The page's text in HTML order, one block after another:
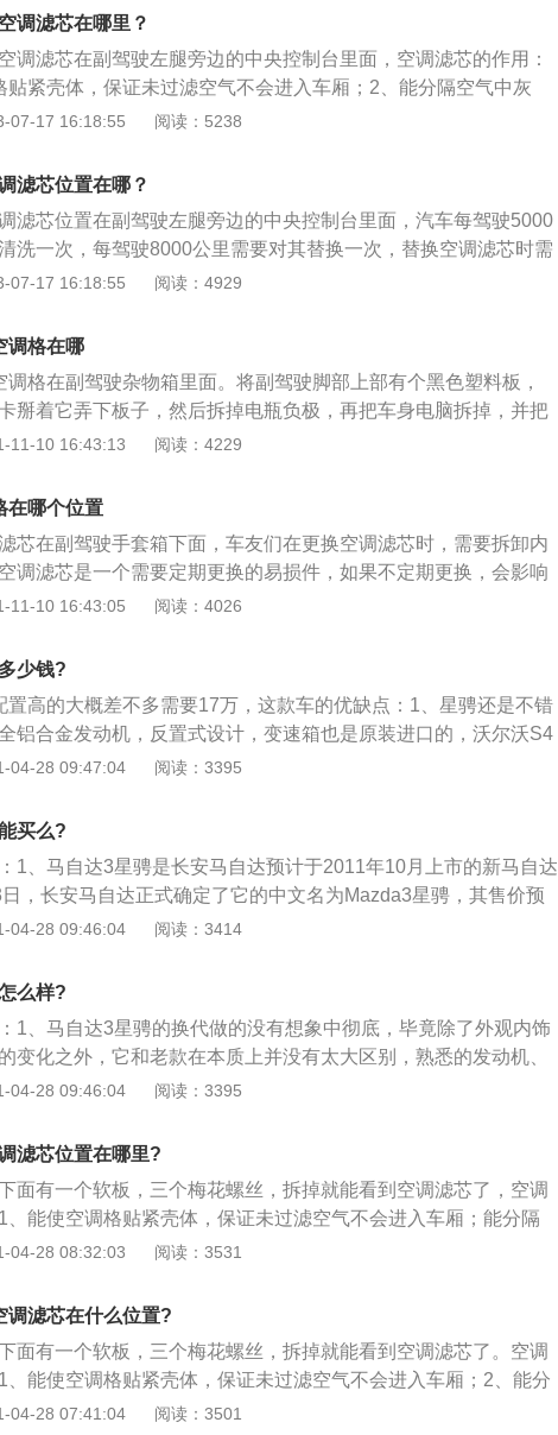
气发动机，最大马力是107ps，最大功率是79kw，最大扭矩是145
调滤芯在哪里？
调滤芯在副驾驶左腿旁边的中央控制台里面，空调滤芯的作用：
贴紧壳体，保证未过滤空气不会进入车厢；2、能分隔空气中灰
颗粒等固体杂质；3、能使汽车玻璃不会蒙上水蒸气、使驾驶人
车身的长宽高分别为4595mm、1755mm、1475mm，轴距为264
载的发动机最大功率为79kw，最大扭矩为145nm。
07-17 16:18:55 阅读：5238
滤芯位置在哪？
滤芯位置在副驾驶左腿旁边的中央控制台里面，汽车每驾驶5000
洗一次，每驾驶8000公里需要对其替换一次，替换空调滤芯时需
以确保质量。空调滤芯的更换方法为：1、先将副驾驶手套箱下
板缝隙中，向外掰将挡板向外拿出一点；3、将里面的两个塑料
将塑料挡板向着车尾的方向滑动，塑料挡板即可拆掉；4、塑料
看到空调滤芯的盒子，将盒子上面的螺丝拆下来，即可将其打开
滤芯；5、将新的空调滤芯替换上，然后按照拆解挡板的顺序逆
自达星骋是长安马自达于2011年10月上市的马自达3车型，6月2
07-17 16:18:55 阅读：4929
调格在哪
调格在副驾驶杂物箱里面。将副驾驶脚部上部有个黑色塑料板，
掰着它弄下板子，然后拆掉电瓶负极，再把车身电脑拆掉，并把
拆掉（两个12的螺丝帽），再把副驾驶左脚左侧的板拆掉，有四
板有大量的真皮包裹，用料方面也更加厚道，触感不错，整体风
，依旧简洁，符合时下大部分消费者的口味。全新阿特兹无疑是
之笔。经过重新设计的前大灯组，被马自达名为天蝎眼，采用LE
型更窄、更锐利。点亮后，天蝎眼将化为黑夜里最亮的眼，发出
力的目光，指引着你一路前行。配置兼顾丰富性与实用性，新款
统、8探头前后泊车雷达、前排双安全气囊、前排侧安全气囊以
部安全气帘等多项主被动安全装备，堪称中级车中的标配之王。
11-10 16:43:13 阅读：4229
在哪个位置
芯在副驾驶手套箱下面，车友们在更换空调滤芯时，需要拆卸内
调滤芯是一个需要定期更换的易损件，如果不定期更换，会影响
内成员的健康。空调滤芯一般需要每隔一万公里更换一次。汽车
车空调的制冷原理非常简单，按下ac按键后，空调压缩机的离合
发动机会带动压缩机运转，这样压缩机可以不断压缩制冷剂并将
发箱内。压缩机在蒸发箱内不断膨胀吸热，这样可以冷却蒸发
发箱又可以冷却鼓风机吹来的风，这样空调出风口就可以吹出冷
制热时，发动机内的高温冷却液会流经暖风水箱，鼓风机吹来的
外界的空气。如果空调滤芯长时间不换，那会影响过滤效果，这
员的身体健康。如果所在地区空气质量较差，可以购买能过滤pm
11-10 16:43:05 阅读：4026
少钱?
置高的大概差不多需要17万，这款车的优缺点：1、星骋还是不错
铝合金发动机，反置式设计，变速箱也是原装进口的，沃尔沃S4
独立悬挂，采用的是多连杆独立后悬挂，同级车里面操控性和安
人来说的话，还可以。对家用来说的话，舒适性略差，过减速带
木有USB，相当不便，车窗只有驾驶座一键升降，也不便；3、
性方面不错，燃油经济性方面也可以，缺点是车子的钣金薄，刚
04-28 09:47:04 阅读：3395
买么?
1、马自达3星骋是长安马自达预计于2011年10月上市的新马自达
，长安马自达正式确定了它的中文名为Mazda3星骋，其售价预
元；2、Mazda3星骋2.0L车型将换装6速手动或5速手自一体变速
星骋；3、动力上，Mazda3星骋依然匹配1.6L和2.0L引擎，
将换装6速手动或5速手自一体变速器。
04-28 09:46:04 阅读：3414
么样?
1、马自达3星骋的换代做的没有想象中彻底，毕竟除了外观内饰
变化之外，它和老款在本质上并没有太大区别，熟悉的发动机、
均是如此，但对于运动和操控近乎于偏执的坚持，还是让星骋在
个级别中最值得考虑的车型之一！再来看看价格，两款主打运动
分别为手动挡13.98万和自动挡15.38万，相比老款来说整体价格
认可；3、而我担心的是，目前同级竞争对手越来越多的使用增
已经有太多人乐此不疲，在这种局面下，马自达3还能否靠操控
或许6MT车型的乐趣与运动精神更具竞争力，说到希望，我倒是
04-28 09:46:04 阅读：3395
滤芯位置在哪里?
面有一个软板，三个梅花螺丝，拆掉就能看到空调滤芯了，空调
、能使空调格贴紧壳体，保证未过滤空气不会进入车厢；能分隔
花粉、研磨颗粒等固体杂质；2、能吸附空气中，水份、煤烟、
水蒸气、使司乘人员视线清晰，行车安全；能给驾乘室提供新鲜
人员吸入有害气体，保障驾驶安全；能强效杀菌除臭；4、能保
洁而不滋生细菌，创造分健康环境；能有效分隔空气中，灰尘、
等固体杂质；能有效拦截花粉，保证司乘人员不会过敏反应而影
04-28 08:32:03 阅读：3531
调滤芯在什么位置?
面有一个软板，三个梅花螺丝，拆掉就能看到空调滤芯了。空调
、能使空调格贴紧壳体，保证未过滤空气不会进入车厢；2、能分
、花粉、研磨颗粒等固体杂质；3、能吸附空气中，水份、煤
04-28 07:41:04 阅读：3501